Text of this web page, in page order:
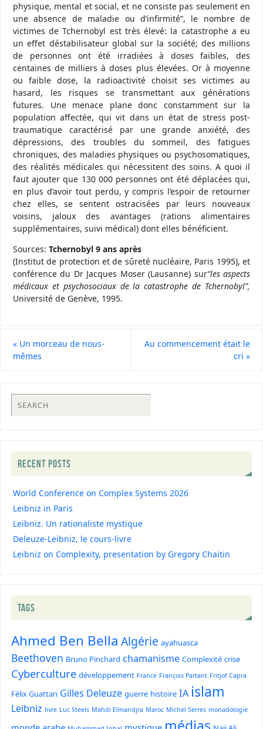
physique, mental et social, et ne consiste pas seulement en
une absence de maladie ou d’infirmité”, le nombre de
victimes de Tchernobyl est très élevé: la catastrophe a eu
un effet déstabilisateur global sur la société; des millions
de personnes ont été irradiées à doses faibles, des
centaines de milliers à doses plus élevées. Or à moyenne
ou faible dose, la radioactivité choisit ses victimes au
hasard, les risques se transmettant aux générations
futures. Une menace plane donc constamment sur la
population affectée, qui vit dans un état de stress post-
traumatique caractérisé par une grande anxiété, des
dépressions, des troubles du sommeil, des fatigues
chroniques, des maladies physiques ou psychosomatiques,
des réalités médicales qui nécessitent des soins. A quoi il
faut ajouter que 130 000 personnes ont été déplacées qui,
en plus d’avoir tout perdu, y compris l’espoir de retourner
chez elles, se sentent ostracisées par leurs nouveaux
voisins, jaloux des avantages (rations alimentaires
supplémentaires, suivi médical) dont elles bénéficient.
Sources: Tchernobyl 9 ans après
(Institut de protection et de sûreté nucléaire, Paris 1995), et
conférence du Dr Jacques Moser (Lausanne) sur“les aspects
médicaux et psychosociaux de la catastrophe de Tchernobyl”,
Université de Genève, 1995.
« Un morceau de nous-
mêmes
Au commencement était le
cri »
RECENT POSTS
World Conference on Complex Systems 2026
Leibniz in Paris
Leibniz. Un rationaliste mystique
Deleuze-Leibniz, le cours-livre
Leibniz on Complexity, presentation by Gregory Chaitin
TAGS
Ahmed Ben Bella Algérie ayahuasca
Beethoven Bruno Pinchard chamanisme Complexité crise
Cyberculture développement France François Partant Fritjof Capra
Félix Guattari Gilles Deleuze guerre histoire IA islam
Leibniz livre Luc Steels Mahdi Elmandjra Maroc Michel Serres monadologie
médias